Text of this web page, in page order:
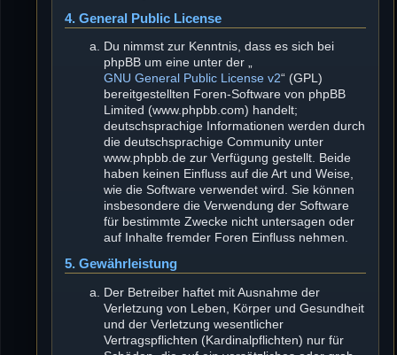
4. General Public License
Du nimmst zur Kenntnis, dass es sich bei
phpBB um eine unter der „
GNU General Public License v2“ (GPL)
bereitgestellten Foren-Software von phpBB
Limited (www.phpbb.com) handelt;
deutschsprachige Informationen werden durch
die deutschsprachige Community unter
www.phpbb.de zur Verfügung gestellt. Beide
haben keinen Einfluss auf die Art und Weise,
wie die Software verwendet wird. Sie können
insbesondere die Verwendung der Software
für bestimmte Zwecke nicht untersagen oder
auf Inhalte fremder Foren Einfluss nehmen.
5. Gewährleistung
Der Betreiber haftet mit Ausnahme der
Verletzung von Leben, Körper und Gesundheit
und der Verletzung wesentlicher
Vertragspflichten (Kardinalpflichten) nur für